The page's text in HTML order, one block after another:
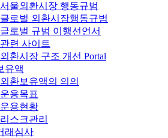
서울외환시장 행동규범
글로벌 외환시장행동규범
글로벌 규범 이행선언서
관련 사이트
외환시장 구조 개선 Portal
유액
외환보유액의 의의
운용목표
운용현황
리스크관리
래심사